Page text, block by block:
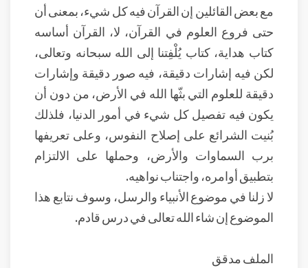
مع بعض القائلين إن القرآن فيه كل شيء، بمعنى أن
حتى فروع العلوم في القرآن، لا، القرآن أساسه
كتاب هداية، كتاب يُلْفِتنا إلى الله سبحانه وتعالى،
لكن فيه إشارات دقيقة، فيه صور دقيقة وإشارات
دقيقة للعلوم التي بثّها الله في الأرض، من دون أن
يكون فيه تفصيل كل شيء في أمور الدنيا، فلذلك
بُنيت الشرائع على إصلاح النفوس، وعلى تعريفها
برب السماوات والأرض، وحملها على الالتزام
بتطبيق أوامره، واجتناب نواهيه.
لا زلنا في موضوع الأنبياء والرسل، وسوف نتابع هذا
الموضوع إن شاء الله تعالى في درس قادم.
الملف مدقق